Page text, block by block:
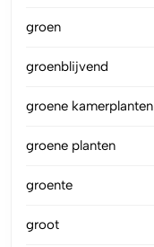
groen
groenblijvend
groene kamerplanten
groene planten
groente
groot